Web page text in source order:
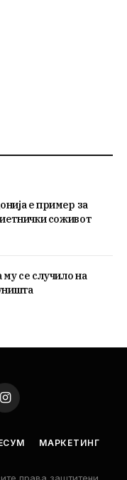
е пример за
соживот
се случило на
Instagram
МАРКЕТИНГ